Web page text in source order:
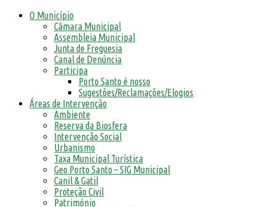
O Município
Câmara Municipal
Assembleia Municipal
Junta de Freguesia
Canal de Denúncia
Participa
Porto Santo é nosso
Sugestões/Reclamações/Elogios
Áreas de Intervenção
Ambiente
Reserva da Biosfera
Intervenção Social
Urbanismo
Taxa Municipal Turística
Geo Porto Santo – SIG Municipal
Canil & Gatil
Proteção Civil
Património